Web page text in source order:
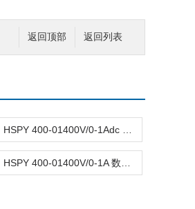
返回列表
返回顶部